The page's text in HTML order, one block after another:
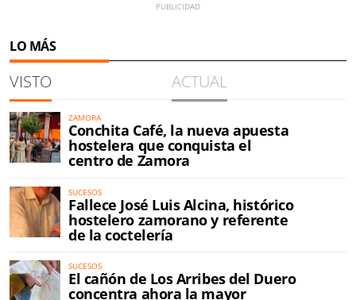
LO MÁS
VISTO ACTUAL
ZAMORA
Conchita Café, la nueva apuesta
hostelera que conquista el
centro de Zamora
SUCESOS
Fallece José Luis Alcina, histórico
hostelero zamorano y referente
de la coctelería
SUCESOS
El cañón de Los Arribes del Duero
concentra ahora la mayor